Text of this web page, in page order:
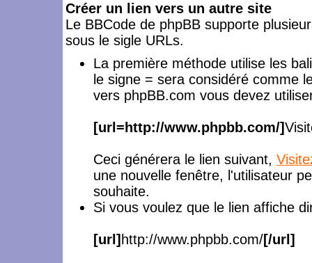
Créer un lien vers un autre site
Le BBCode de phpBB supporte
sous le sigle URLs.
La première méthode utilise les
le signe = sera considéré comme
vers phpBB.com vous devez
[url=http://www.phpbb.com/]
Ceci générera le lien suivant,
une nouvelle fenêtre, l'utilisateur
souhaite.
Si vous voulez que le lien affiche
[url] http://www.phpbb.com/[/url]